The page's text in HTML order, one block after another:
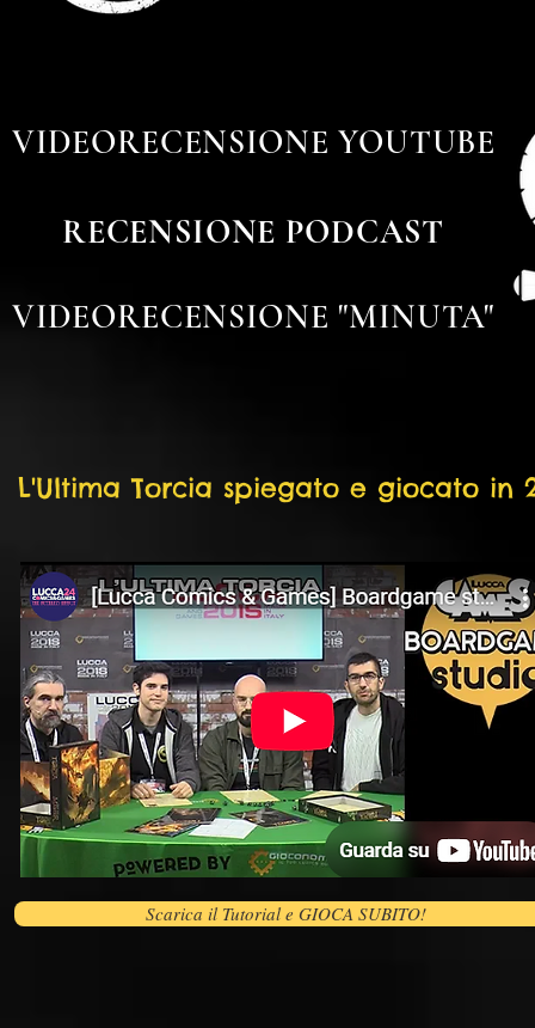
RECENSIONE PODCAST
VIDEORECENSIONE "MINUTA"
VIDEORECENSIONE YOUTUBE
L'Ultima Torcia spiegato e giocato in
Scarica il Tutorial e GIOCA SUBITO!